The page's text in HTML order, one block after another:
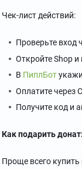
Чек-лист действий:
Проверьте вход
Откройте Shop
В ПиплБот
Оплатите через
Получите код и
Как подарить
Проще всего купить